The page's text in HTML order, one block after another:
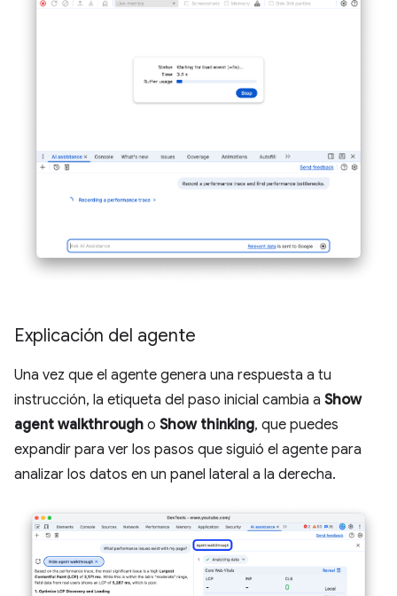
Explicación del agente
Una vez que el agente genera una respuesta a tu
instrucción, la etiqueta del paso inicial cambia a Show
agent walkthrough o Show thinking, que puedes
expandir para ver los pasos que siguió el agente para
analizar los datos en un panel lateral a la derecha.